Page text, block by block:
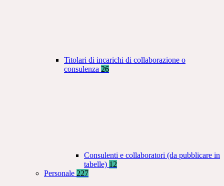
Titolari di incarichi di collaborazione o
consulenza 26
Consulenti e collaboratori (da pubblicare in
tabelle) 12
Personale 227